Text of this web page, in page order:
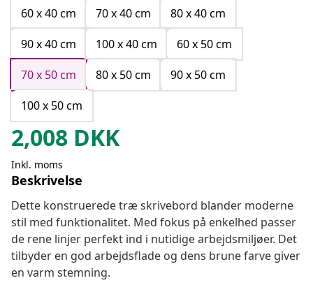
60 x 40 cm
70 x 40 cm
80 x 40 cm
90 x 40 cm
100 x 40 cm
60 x 50 cm
70 x 50 cm
80 x 50 cm
90 x 50 cm
100 x 50 cm
2,008 DKK
Inkl. moms
Beskrivelse
Dette konstruerede træ skrivebord blander moderne
stil med funktionalitet. Med fokus på enkelhed passer
de rene linjer perfekt ind i nutidige arbejdsmiljøer. Det
tilbyder en god arbejdsflade og dens brune farve giver
en varm stemning.